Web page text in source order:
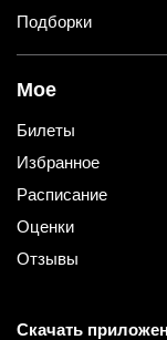
Подборки
Мое
Билеты
Избранное
Расписание
Оценки
Отзывы
Скачать